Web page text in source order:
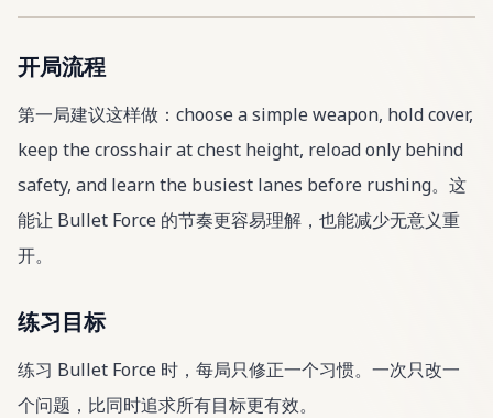
开局流程
第一局建议这样做：choose a simple weapon, hold cover,
keep the crosshair at chest height, reload only behind
safety, and learn the busiest lanes before rushing。这
能让 Bullet Force 的节奏更容易理解，也能减少无意义重
开。
练习目标
练习 Bullet Force 时，每局只修正一个习惯。一次只改一
个问题，比同时追求所有目标更有效。